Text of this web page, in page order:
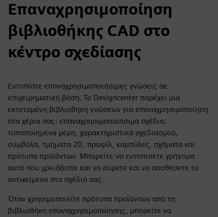
Επαναχρησιμοποίηση
βιβλιοθήκης CAD στο
κέντρο σχεδίασης
Εντοπίστε επαναχρησιμοποιήσιμες γνώσεις σε
επιχειρηματική βάση. Το Designcenter παρέχει μια
εκτεταμένη βιβλιοθήκη γνώσεων για επαναχρησιμοποίηση
στα χέρια σας: επαναχρησιμοποιήσιμα σχέδια,
τυποποιημένα μέρη, χαρακτηριστικά σχεδιασμού,
σύμβολα, τμήματα 2D, προφίλ, καμπύλες, σχήματα και
πρότυπα προϊόντων. Μπορείτε να εντοπίσετε γρήγορα
αυτό που χρειάζεστε και να σύρετε και να αποθέσετε το
αντικείμενο στο σχέδιό σας.
Όταν χρησιμοποιείτε πρότυπα προϊόντων από τη
βιβλιοθήκη επαναχρησιμοποίησης, μπορείτε να